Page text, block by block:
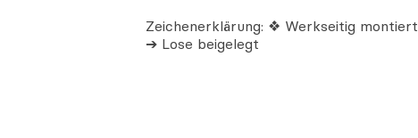
Zeichenerklärung: ❖ Werkseitig montiert
➔ Lose beigelegt